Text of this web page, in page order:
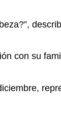
con su